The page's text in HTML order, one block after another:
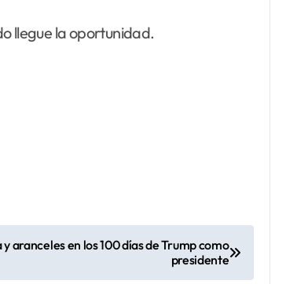
llegue la oportunidad.
aranceles en los 100 días de Trump como
presidente